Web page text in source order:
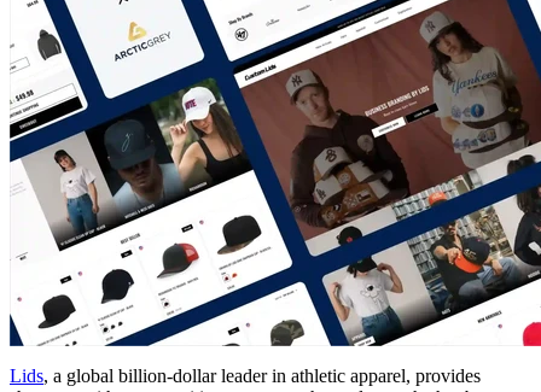
Lids, a global billion-dollar leader in athletic apparel, provides